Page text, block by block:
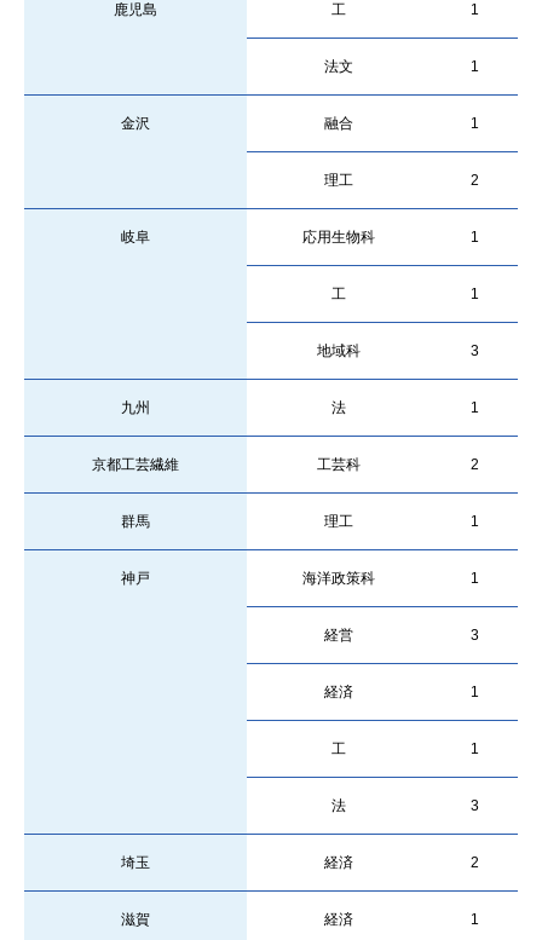
鹿児島 工 1
法文 1
金沢 融合 1
理工 2
岐阜 応用生物科 1
工 1
地域科 3
九州 法 1
京都工芸繊維 工芸科 2
群馬 理工 1
神戸 海洋政策科 1
経営 3
経済 1
工 1
法 3
埼玉 経済 2
滋賀 経済 1